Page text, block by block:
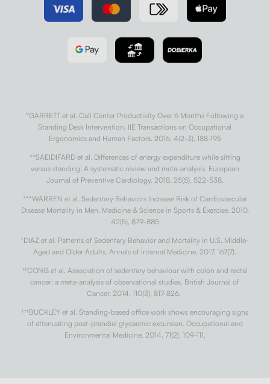
*GARRETT et al. Call Center Productivity Over 6 Months Following a
Standing Desk Intervention. IIE Transactions on Occupational
Ergonomics and Human Factors. 2016, 4(2-3), 188-195
**SAEIDIFARD et al. Differences of energy expenditure while sitting
versus standing: A systematic review and meta-analysis. European
Journal of Preventive Cardiology. 2018, 25(5), 522-538.
***WARREN et al. Sedentary Behaviors Increase Risk of Cardiovascular
Disease Mortality in Men. Medicine & Science in Sports & Exercise. 2010,
42(5), 879-885
†DIAZ et al. Patterns of Sedentary Behavior and Mortality in U.S. Middle-
Aged and Older Adults. Annals of Internal Medicine. 2017, 167(7).
††CONG et al. Association of sedentary behaviour with colon and rectal
cancer: a meta-analysis of observational studies. British Journal of
Cancer. 2014, 110(3), 817-826.
†††BUCKLEY et al. Standing-based office work shows encouraging signs
of attenuating post-prandial glycaemic excursion. Occupational and
Environmental Medicine. 2014, 71(2), 109-111.